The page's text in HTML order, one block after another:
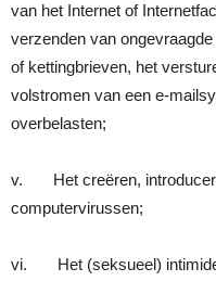
van het Internet of
verzenden van
of kettingbrieven, het
volstromen van een e-
overbelasten;
v. Het creëren,
computervirussen;
vi. Het (seksueel)